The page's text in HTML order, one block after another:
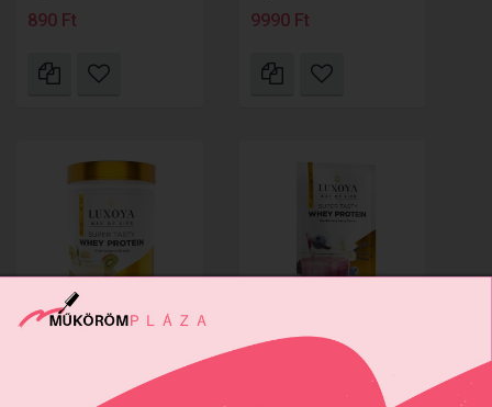
890 Ft 9990 Ft
Whey Protein -